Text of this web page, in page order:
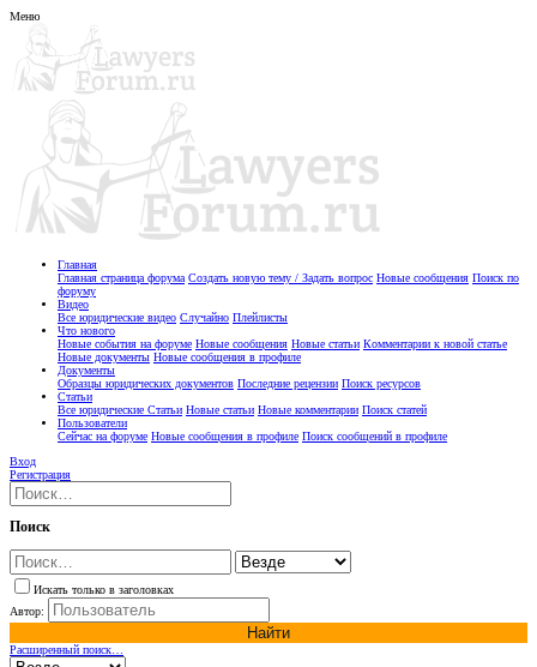
Меню
Главная
Главная страница форума Создать новую тему / Задать вопрос Новые сообщения Поиск по
форуму
Видео
Все юридические видео Случайно Плейлисты
Что нового
Новые события на форуме Новые сообщения Новые статьи Комментарии к новой статье
Новые документы Новые сообщения в профиле
Документы
Образцы юридических документов Последние рецензии Поиск ресурсов
Статьи
Все юридические Статьи Новые статьи Новые комментарии Поиск статей
Пользователи
Сейчас на форуме Новые сообщения в профиле Поиск сообщений в профиле
Вход
Регистрация
Поиск
Искать только в заголовках
Автор:
Найти
Расширенный поиск…